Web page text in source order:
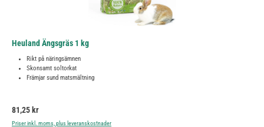
Heuland Ängsgräs 1 kg
Rikt på näringsämnen
Skonsamt soltorkat
Främjar sund matsmältning
Ordinarie pris:
81,25 kr
Priser inkl. moms, plus leveranskostnader